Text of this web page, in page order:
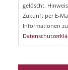
gelöscht.
Zukunft per E-
Informationen